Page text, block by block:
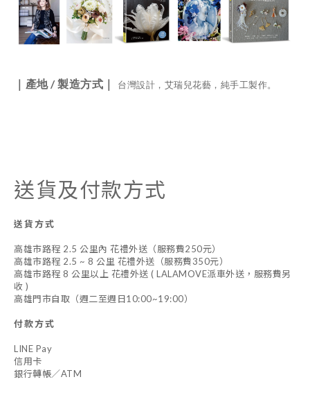
｜產地/製造方式｜ 台灣設計，艾瑞兒花藝，純手工製作。
送貨及付款方式
送貨方式
高雄市路程 2.5 公里內 花禮外送（服務費250元）
高雄市路程 2.5 ~ 8 公里 花禮外送（服務費350元）
高雄市路程 8 公里以上 花禮外送 ( LALAMOVE派車外送，服務費另
收 )
高雄門市自取（週二至週日10:00~19:00）
付款方式
LINE Pay
信用卡
銀行轉帳／ATM